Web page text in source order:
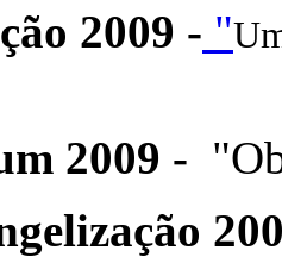
2009 - "
2009 -